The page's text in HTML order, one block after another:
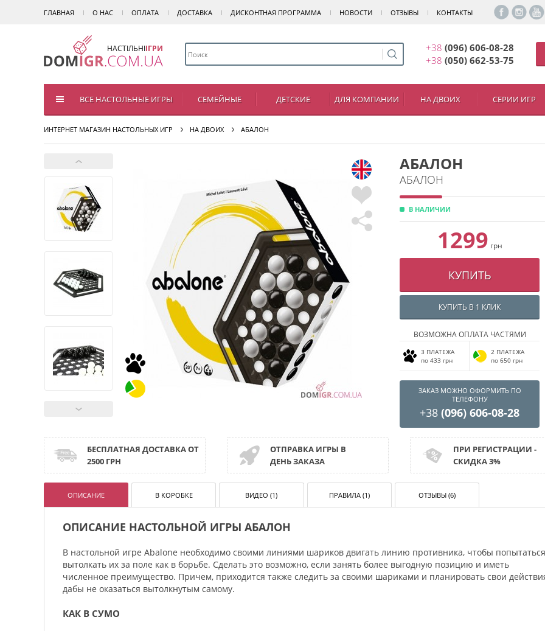
ГЛАВНАЯ О НАС ОПЛАТА ДОСТАВКА ДИСКОНТНАЯ ПРОГРАММА НОВОСТИ ОТЗЫВЫ КОНТАКТЫ
НАСТІЛЬНІІГРИ +38 (096) 606-08-28
+38 (050) 662-53-75
ВСЕ НАСТОЛЬНЫЕ ИГРЫ СЕМЕЙНЫЕ ДЕТСКИЕ ДЛЯ КОМПАНИИ НА ДВОИХ СЕРИИ ИГР
ИНТЕРНЕТ МАГАЗИН НАСТОЛЬНЫХ ИГР НА ДВОИХ АБАЛОН
АБАЛОН
АБАЛОН
В НАЛИЧИИ
1299 грн
КУПИТЬ
КУПИТЬ В 1 КЛИК
ВОЗМОЖНА ОПЛАТА ЧАСТЯМИ
3 ПЛАТЕЖА
по 433 грн
2 ПЛАТЕЖА
по 650 грн
ЗАКАЗ МОЖНО ОФОРМИТЬ ПО
ТЕЛЕФОНУ
+38 (096) 606-08-28
БЕСПЛАТНАЯ ДОСТАВКА ОТ
2500 ГРН
ОТПРАВКА ИГРЫ В
ДЕНЬ ЗАКАЗА
ПРИ РЕГИСТРАЦИИ -
СКИДКА 3%
ОПИСАНИЕ В КОРОБКЕ ВИДЕО (1) ПРАВИЛА (1) ОТЗЫВЫ (6)
ОПИСАНИЕ НАСТОЛЬНОЙ ИГРЫ АБАЛОН
В настольной игре Abalone необходимо своими линиями шариков двигать линию противника, чтобы попытаться
вытолкать их за поле как в борьбе. Сделать это возможно, если занять более выгодную позицию и иметь
численное преимущество. Причем, приходится также следить за своими шариками и планировать свои
дабы не оказаться вытолкнутым самому.
КАК В СУМО